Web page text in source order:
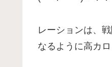
レーションは、
なるように高カロ